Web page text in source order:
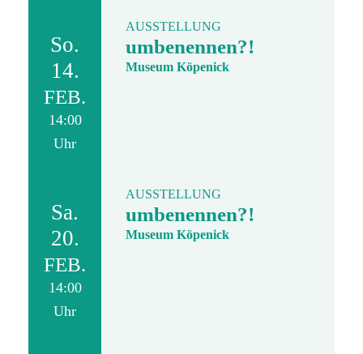
So.
14.
FEB.
14:00
Uhr
AUSSTELLUNG
umbenennen?!
Museum Köpenick
Sa.
20.
FEB.
14:00
Uhr
AUSSTELLUNG
umbenennen?!
Museum Köpenick